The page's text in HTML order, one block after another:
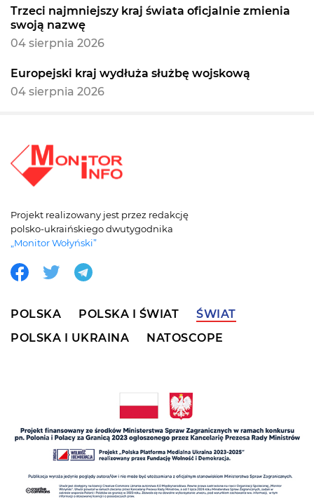
Trzeci najmniejszy kraj świata oficjalnie zmienia
swoją nazwę
04 sierpnia 2026
Europejski kraj wydłuża służbę wojskową
04 sierpnia 2026
Projekt realizowany jest przez redakcję
polsko-ukraińskiego dwutygodnika
„Monitor Wołyński”
POLSKA POLSKA I ŚWIAT
ŚWIAT
POLSKA I UKRAINA
NATOSCOPE